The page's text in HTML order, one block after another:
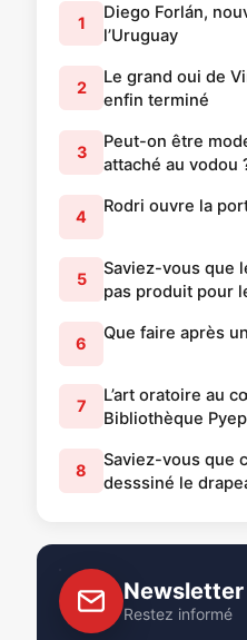
1
Diego Forlán,
l’Uruguay
2
Le grand oui de
enfin terminé
3
Peut-on être
attaché au vodou
4
Rodri ouvre la
5
Saviez-vous que
pas produit pour
6
Que faire après
7
L’art oratoire au
Bibliothèque
8
Saviez-vous que
desssiné le
Newsletter
Restez informé